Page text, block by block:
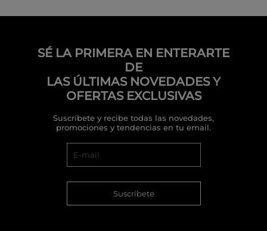
SÉ LA PRIMERA EN ENTERARTE
DE
LAS ÚLTIMAS NOVEDADES Y
OFERTAS EXCLUSIVAS
Suscríbete y recibe todas las novedades,
promociones y tendencias en tu email.
Suscríbete